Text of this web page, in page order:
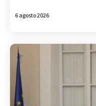
6 agosto 2026